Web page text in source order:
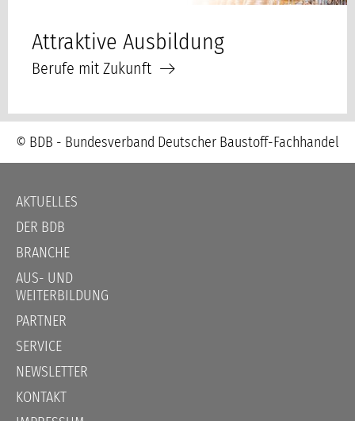
Attraktive Ausbildung
Berufe mit Zukunft
© BDB - Bundesverband Deutscher Baustoff-Fachhandel
Navigation
überspringen
AKTUELLES
DER BDB
BRANCHE
AUS- UND
WEITERBILDUNG
PARTNER
SERVICE
NEWSLETTER
KONTAKT